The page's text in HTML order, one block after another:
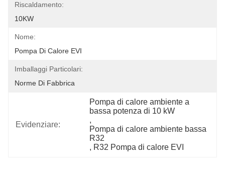
Riscaldamento:
10KW
Nome:
Pompa Di Calore EVI
Imballaggi Particolari:
Norme Di Fabbrica
Evidenziare:
Pompa di calore ambiente a
bassa potenza di 10 kW
,
Pompa di calore ambiente bassa
R32
, R32 Pompa di calore EVI